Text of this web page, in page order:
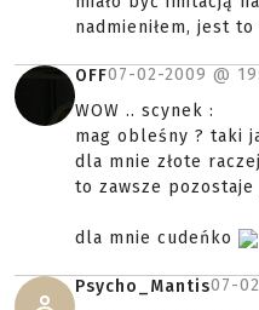
nadmieniłem, jest
OFF07-02-2009 @
WOW .. scynek :
mag obleśny ? taki
dla mnie złote
to zawsze pozostaje
dla mnie cudeńko
Psycho_Mantis07-